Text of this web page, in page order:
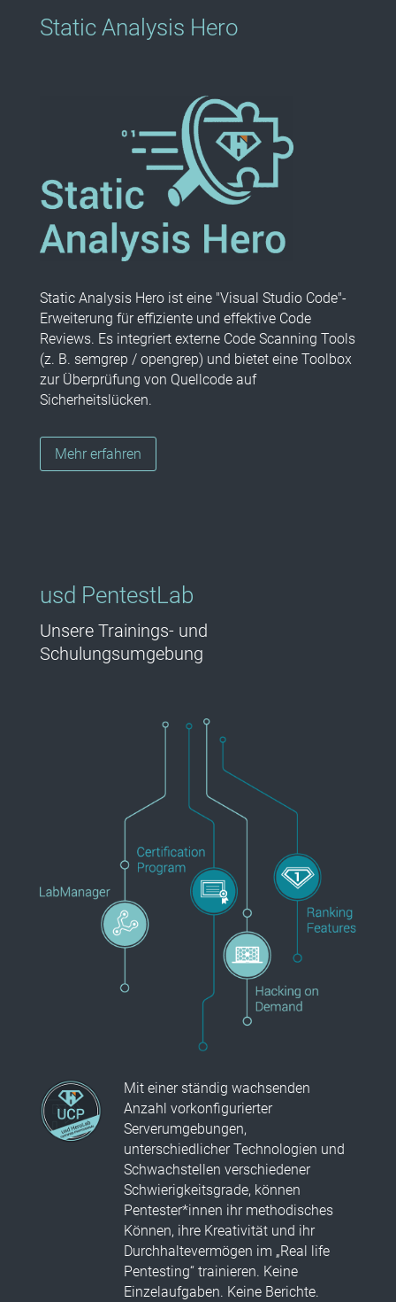
Static Analysis Hero
Static Analysis Hero ist eine "Visual Studio Code"-
Erweiterung für effiziente und effektive Code
Reviews. Es integriert externe Code Scanning Tools
(z. B. semgrep / opengrep) und bietet eine Toolbox
zur Überprüfung von Quellcode auf
Sicherheitslücken.
Mehr erfahren
usd PentestLab
Unsere Trainings- und
Schulungsumgebung
Mit einer ständig wachsenden
Anzahl vorkonfigurierter
Serverumgebungen,
unterschiedlicher Technologien und
Schwachstellen verschiedener
Schwierigkeitsgrade, können
Pentester*innen ihr methodisches
Können, ihre Kreativität und ihr
Durchhaltevermögen im „Real life
Pentesting“ trainieren. Keine
Einzelaufgaben. Keine Berichte.